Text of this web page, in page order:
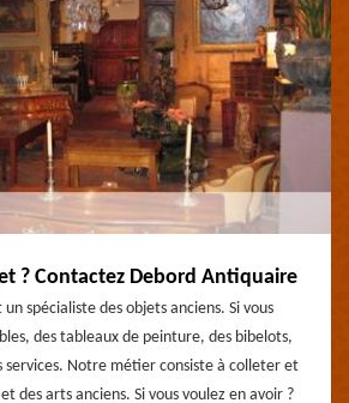
? Contactez Debord Antiquaire
spécialiste des objets anciens. Si vous
des tableaux de peinture, des bibelots,
services. Notre métier consiste à colleter et
des arts anciens. Si vous voulez en avoir ?